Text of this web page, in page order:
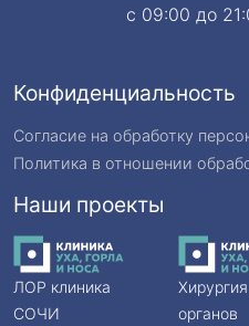
c 09:00 до
Конфиденциальность
Согласие на обработку
Политика в отношении
Наши проекты
ЛОР клиника
СОЧИ
органов